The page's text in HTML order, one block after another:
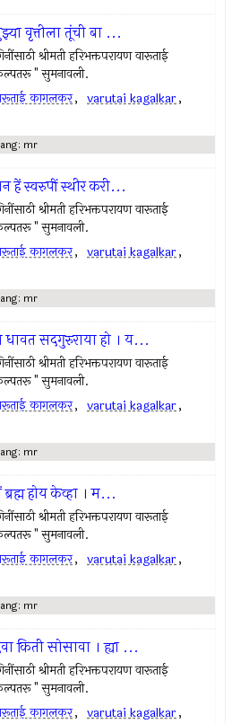
वृत्तीला तूंची बा ...
श्रीमती हरिभक्तपरायण वारूताई
" सुमनावली.
कागलकर, varutai kagalkar,
mr
हें स्वरुपीं स्थीर करी...
श्रीमती हरिभक्तपरायण वारूताई
" सुमनावली.
कागलकर, varutai kagalkar,
mr
सदगुरुराया हो । य...
श्रीमती हरिभक्तपरायण वारूताई
" सुमनावली.
कागलकर, varutai kagalkar,
mr
होय केव्हा । म...
श्रीमती हरिभक्तपरायण वारूताई
" सुमनावली.
कागलकर, varutai kagalkar,
mr
किती सोसावा । ह्या ...
श्रीमती हरिभक्तपरायण वारूताई
" सुमनावली.
कागलकर, varutai kagalkar,